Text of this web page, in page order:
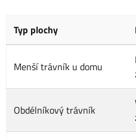
Typ plochy
Menší trávník u domu
Obdélníkový trávník